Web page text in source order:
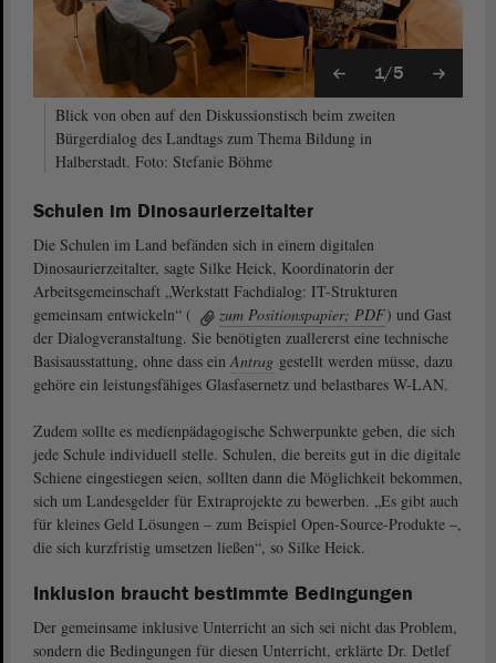
1/5
Blick von oben auf den Diskussionstisch beim zweiten
Bürgerdialog des Landtags zum Thema Bildung in
Halberstadt. Foto: Stefanie Böhme
Schulen im Dinosaurierzeitalter
Die Schulen im Land befänden sich in einem digitalen
Dinosaurierzeitalter, sagte Silke Heick, Koordinatorin der
Arbeitsgemeinschaft „Werkstatt Fachdialog: IT-Strukturen
gemeinsam entwickeln“ (
zum Positionspapier; PDF) und Gast
der Dialogveranstaltung. Sie benötigten zuallererst eine technische
Basisausstattung, ohne dass einAntrag gestellt werden müsse, dazu
gehöre ein leistungsfähiges Glasfasernetz und belastbares W-LAN.
Zudem sollte es medienpädagogische Schwerpunkte geben, die sich
jede Schule individuell stelle. Schulen, die bereits gut in die digitale
Schiene eingestiegen seien, sollten dann die Möglichkeit bekommen,
sich um Landesgelder für Extraprojekte zu bewerben. „Es gibt auch
für kleines Geld Lösungen – zum Beispiel Open-Source-Produkte –,
die sich kurzfristig umsetzen ließen“, so Silke Heick.
Inklusion braucht bestimmte Bedingungen
Der gemeinsame inklusive Unterricht an sich sei nicht das Problem,
sondern die Bedingungen für diesen Unterricht, erklärte Dr. Detlef